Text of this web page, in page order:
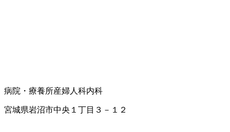
病院・療養所産婦人科内科
宮城県岩沼市中央１丁目３－１２